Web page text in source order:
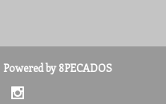
Powered by 8PECADOS